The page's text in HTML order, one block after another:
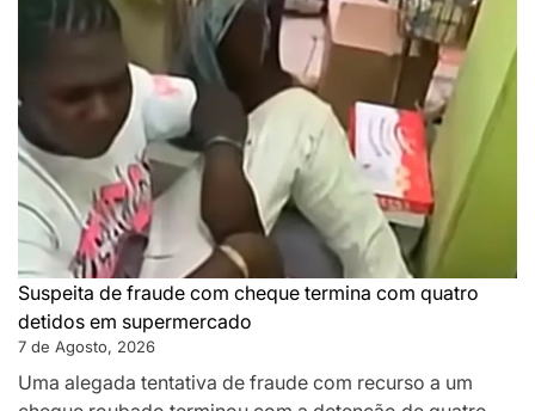
Suspeita de fraude com cheque termina com quatro
detidos em supermercado
7 de Agosto, 2026
Uma alegada tentativa de fraude com recurso a um